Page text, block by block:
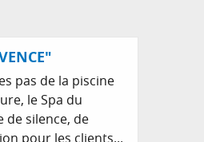
pas de la piscine
le Spa du
de silence, de
pour les clients...